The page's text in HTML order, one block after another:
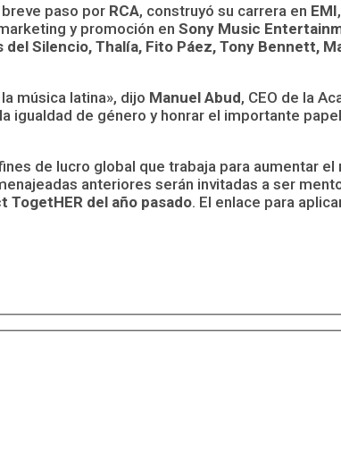
paso por RCA, construyó su carrera en EMI
y promoción en Sony Music
Silencio, Thalía, Fito Páez, Tony Bennett,
música latina», dijo Manuel Abud, CEO de la
igualdad de género y honrar el importante
de lucro global que trabaja para aumentar
anteriores serán invitadas a ser
TogetHER del año pasado. El enlace para